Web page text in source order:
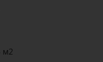
м2